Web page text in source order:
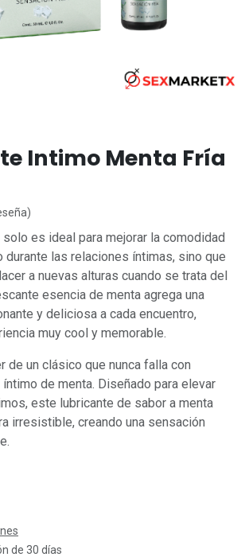
Intimo Menta Fría
es ideal para mejorar la comodidad
las relaciones íntimas, sino que
a nuevas alturas cuando se trata del
esencia de menta agrega una
y deliciosa a cada encuentro,
muy cool y memorable.
de un clásico que nunca falla con
de menta. Diseñado para elevar
este lubricante de sabor a menta
irresistible, creando una sensación
de 30 días